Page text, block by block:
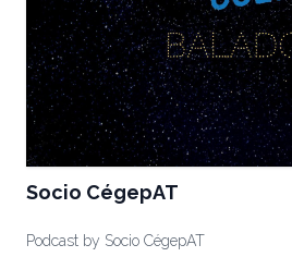
Socio CégepAT
Podcast by Socio CégepAT